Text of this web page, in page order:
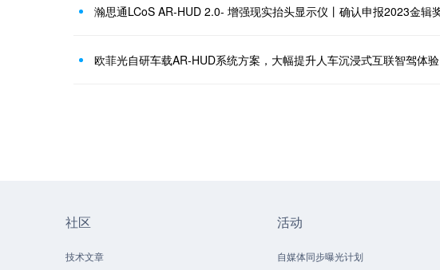
欧菲光自研车载AR-HUD系统方案，大幅提升人车沉浸式互联智驾体验
社区
技术文章
活动
自媒体同步曝光计划